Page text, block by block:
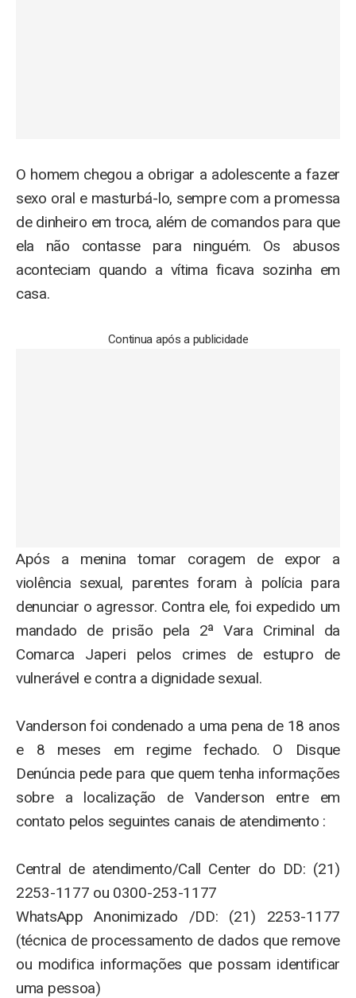
O homem chegou a obrigar a adolescente a fazer
sexo oral e masturbá-lo, sempre com a promessa
de dinheiro em troca, além de comandos para que
ela não contasse para ninguém. Os abusos
aconteciam quando a vítima ficava sozinha em
casa.
Continua após a publicidade
Após a menina tomar coragem de expor a
violência sexual, parentes foram à polícia para
denunciar o agressor. Contra ele, foi expedido um
mandado de prisão pela 2ª Vara Criminal da
Comarca Japeri pelos crimes de estupro de
vulnerável e contra a dignidade sexual.
Vanderson foi condenado a uma pena de 18 anos
e 8 meses em regime fechado. O Disque
Denúncia pede para que quem tenha informações
sobre a localização de Vanderson entre em
contato pelos seguintes canais de atendimento :
Central de atendimento/Call Center do DD: (21)
2253-1177 ou 0300-253-1177
WhatsApp Anonimizado /DD: (21) 2253-1177
(técnica de processamento de dados que remove
ou modifica informações que possam identificar
uma pessoa)